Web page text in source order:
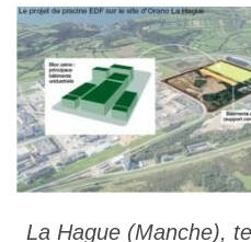
La Hague (Manche),